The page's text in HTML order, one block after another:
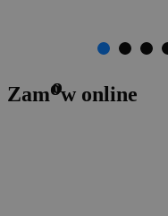
Zamow online